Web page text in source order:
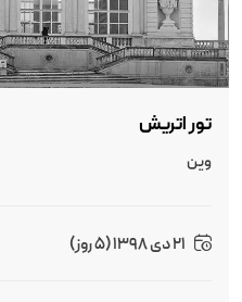
تور اتریش
وین
21 دی 1398 (5 روز)